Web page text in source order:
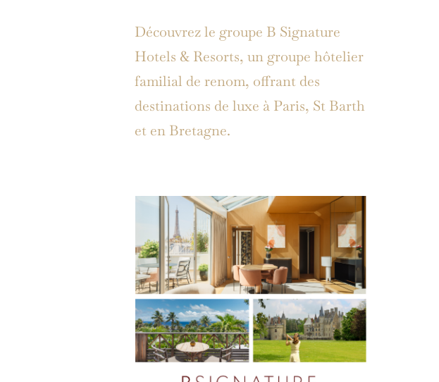
Découvrez le groupe B Signature
Hotels & Resorts, un groupe hôtelier
familial de renom, offrant des
destinations de luxe à Paris, St Barth
et en Bretagne.